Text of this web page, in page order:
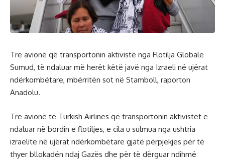
Tre avionë që transportonin aktivistë nga Flotilja Globale
Sumud, të ndaluar më herët këtë javë nga Izraeli në ujërat
ndërkombëtare, mbërritën sot në Stamboll, raporton
Anadolu.
Tre avionë të Turkish Airlines që transportonin aktivistët e
ndaluar në bordin e flotiljes, e cila u sulmua nga ushtria
izraelite në ujërat ndërkombëtare gjatë përpjekjes për të
thyer bllokadën ndaj Gazës dhe për të dërguar ndihmë